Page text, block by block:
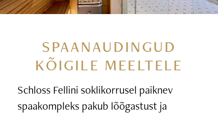
SPAANAUDINGUD
KÕIGILE MEELTELE
Schloss Fellini soklikorrusel paiknev
spaakompleks pakub lõõgastust ja